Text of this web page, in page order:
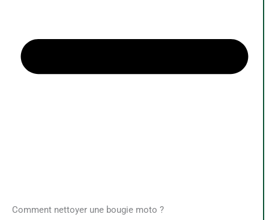
Comment nettoyer une bougie moto ?